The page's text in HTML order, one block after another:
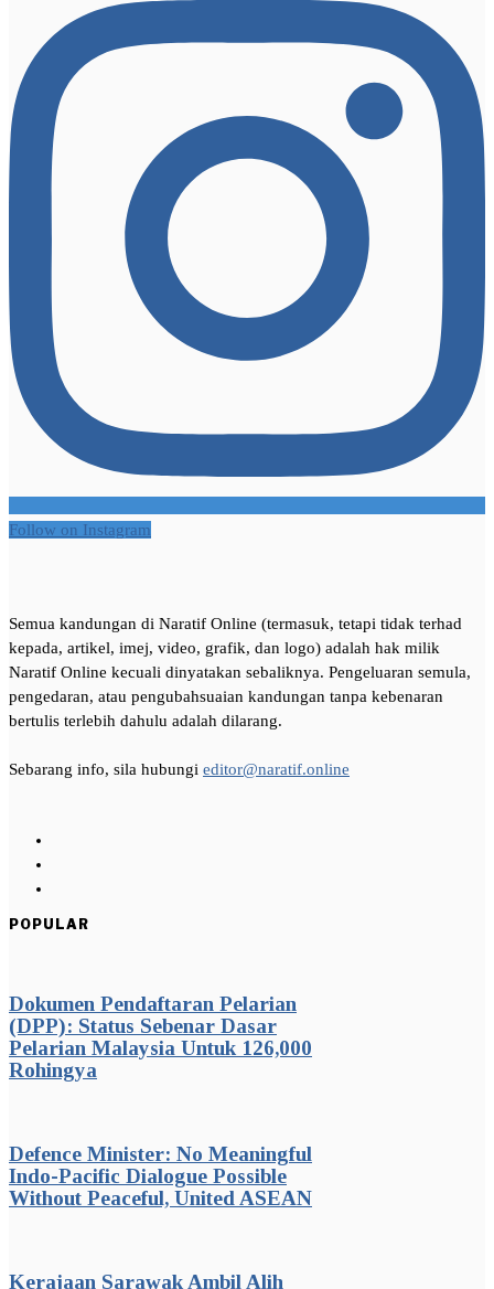
Follow on Instagram
Semua kandungan di Naratif Online (termasuk, tetapi tidak terhad
kepada, artikel, imej, video, grafik, dan logo) adalah hak milik
Naratif Online kecuali dinyatakan sebaliknya. Pengeluaran semula,
pengedaran, atau pengubahsuaian kandungan tanpa kebenaran
bertulis terlebih dahulu adalah dilarang.
Sebarang info, sila hubungi editor@naratif.online
POPULAR
Dokumen Pendaftaran Pelarian
(DPP): Status Sebenar Dasar
Pelarian Malaysia Untuk 126,000
Rohingya
Defence Minister: No Meaningful
Indo-Pacific Dialogue Possible
Without Peaceful, United ASEAN
Kerajaan Sarawak Ambil Alih